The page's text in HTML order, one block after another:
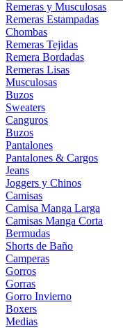
Remeras y Musculosas
Remeras Estampadas
Chombas
Remeras Tejidas
Remera Bordadas
Remeras Lisas
Musculosas
Buzos
Sweaters
Canguros
Buzos
Pantalones
Pantalones & Cargos
Jeans
Joggers y Chinos
Camisas
Camisa Manga Larga
Camisas Manga Corta
Bermudas
Shorts de Baño
Camperas
Gorros
Gorras
Gorro Invierno
Boxers
Medias